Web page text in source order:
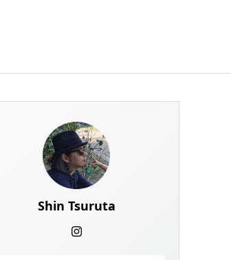
Shin Tsuruta